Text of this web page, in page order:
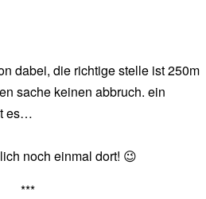
dabei, die richtige stelle ist 250m
sache keinen abbruch. ein
es…
noch einmal dort! 😉
***